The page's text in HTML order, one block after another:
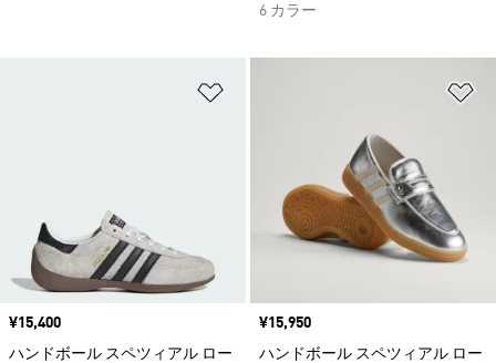
6 カラー
価格
¥15,400
ハンドボール スペツィアル ロー
価格
¥15,950
ハンドボール スペツィアル ロー